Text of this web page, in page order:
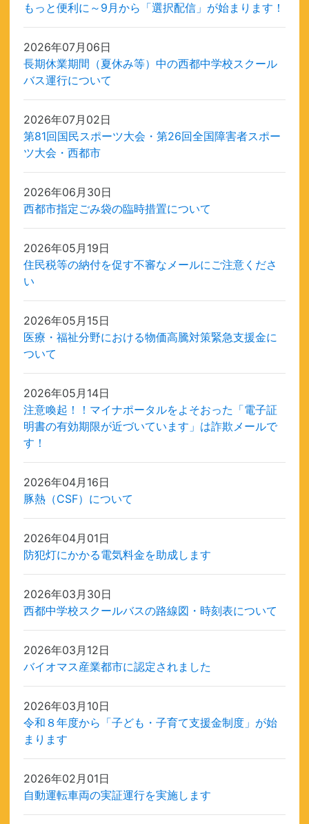
もっと便利に～9月から「選択配信」が始まります！
2026年07月06日
長期休業期間（夏休み等）中の西都中学校スクール
バス運行について
2026年07月02日
第81回国民スポーツ大会・第26回全国障害者スポー
ツ大会・西都市
2026年06月30日
西都市指定ごみ袋の臨時措置について
2026年05月19日
住民税等の納付を促す不審なメールにご注意くださ
い
2026年05月15日
医療・福祉分野における物価高騰対策緊急支援金に
ついて
2026年05月14日
注意喚起！！マイナポータルをよそおった「電子証
明書の有効期限が近づいています」は詐欺メールで
す！
2026年04月16日
豚熱（CSF）について
2026年04月01日
防犯灯にかかる電気料金を助成します
2026年03月30日
西都中学校スクールバスの路線図・時刻表について
2026年03月12日
バイオマス産業都市に認定されました
2026年03月10日
令和８年度から「子ども・子育て支援金制度」が始
まります
2026年02月01日
自動運転車両の実証運行を実施します